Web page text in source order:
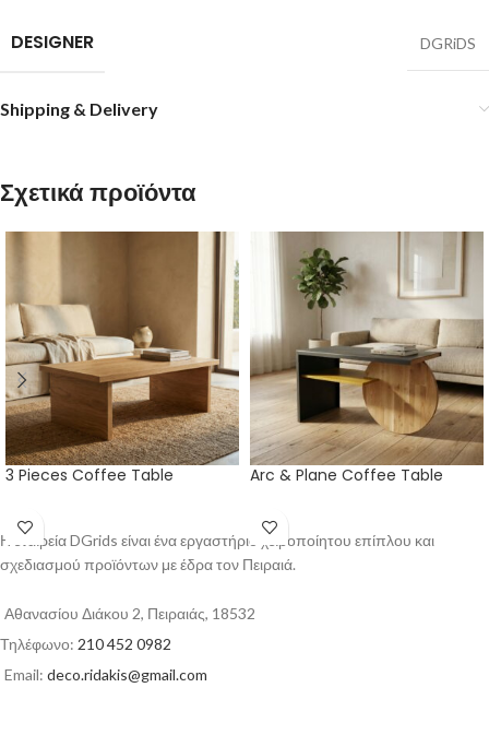
DESIGNER DGRiDS
Shipping & Delivery
Σχετικά προϊόντα
3 Pieces Coffee Table Arc & Plane Coffee Table
Η εταιρεία DGrids είναι ένα εργαστήριο χειροποίητου επίπλου και
σχεδιασμού προϊόντων με έδρα τον Πειραιά.
Αθανασίου Διάκου 2, Πειραιάς, 18532
Τηλέφωνο: 210 452 0982
Email: deco.ridakis@gmail.com